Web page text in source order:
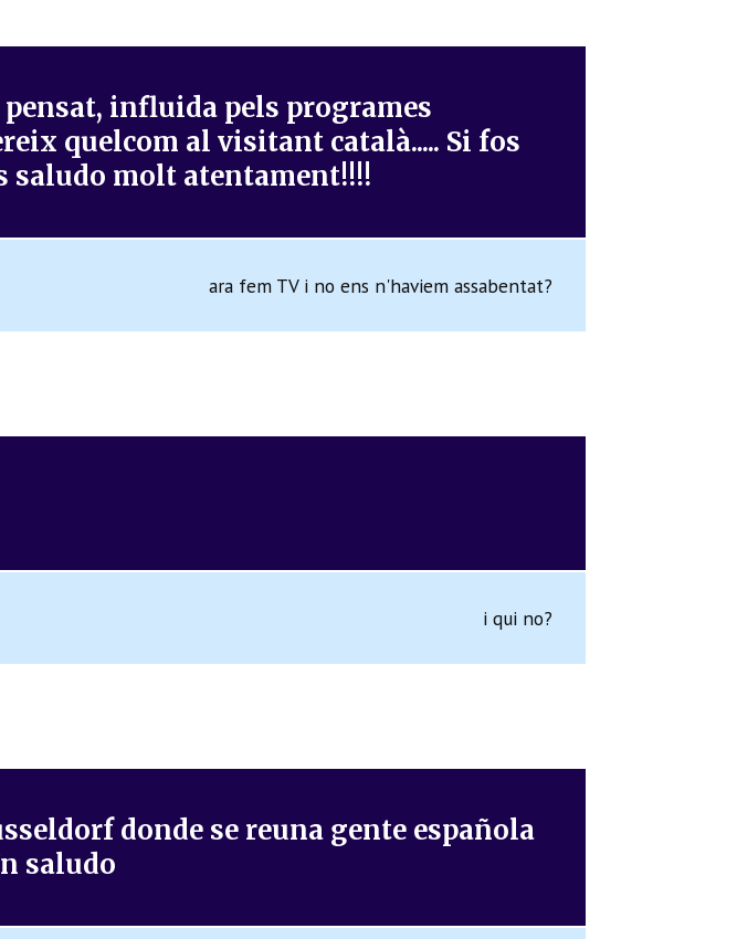
influida pels programes
quelcom al visitant català..... Si fos
molt atentament!!!!
ara fem TV i no ens n'haviem assabentat?
i qui no?
donde se reuna gente española
saludo